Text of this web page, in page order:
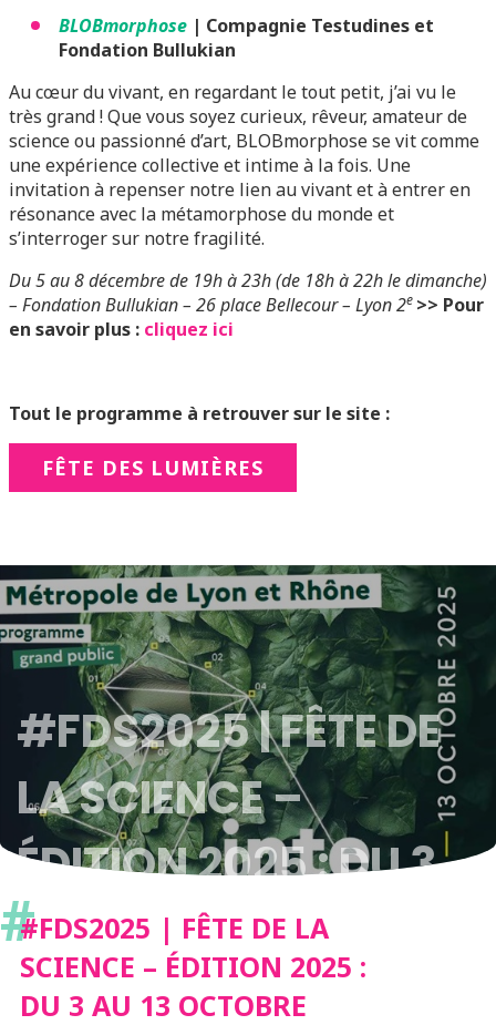
BLOBmorphose | Compagnie Testudines et
Fondation Bullukian
Au cœur du vivant, en regardant le tout petit, j’ai vu le
très grand ! Que vous soyez curieux, rêveur, amateur de
science ou passionné d’art, BLOBmorphose se vit comme
une expérience collective et intime à la fois. Une
invitation à repenser notre lien au vivant et à entrer en
résonance avec la métamorphose du monde et
s’interroger sur notre fragilité.
Du 5 au 8 décembre de 19h à 23h (de 18h à 22h le dimanche)
– Fondation Bullukian – 26 place Bellecour – Lyon 2e >> Pour
en savoir plus : cliquez ici
Tout le programme à retrouver sur le site :
FÊTE DES LUMIÈRES
#FDS2025 | FÊTE DE
LA SCIENCE –
ÉDITION 2025 : DU 3
AU 13 OCTOBRE
##FDS2025 | FÊTE DE LA
SCIENCE – ÉDITION 2025 :
DU 3 AU 13 OCTOBRE